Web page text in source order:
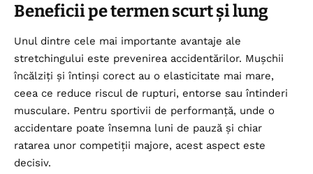
Beneficii pe termen scurt și lung
Unul dintre cele mai importante avantaje ale
stretchingului este prevenirea accidentărilor. Mușchii
încălziți și întinși corect au o elasticitate mai mare,
ceea ce reduce riscul de rupturi, entorse sau întinderi
musculare. Pentru sportivii de performanță, unde o
accidentare poate însemna luni de pauză și chiar
ratarea unor competiții majore, acest aspect este
decisiv.